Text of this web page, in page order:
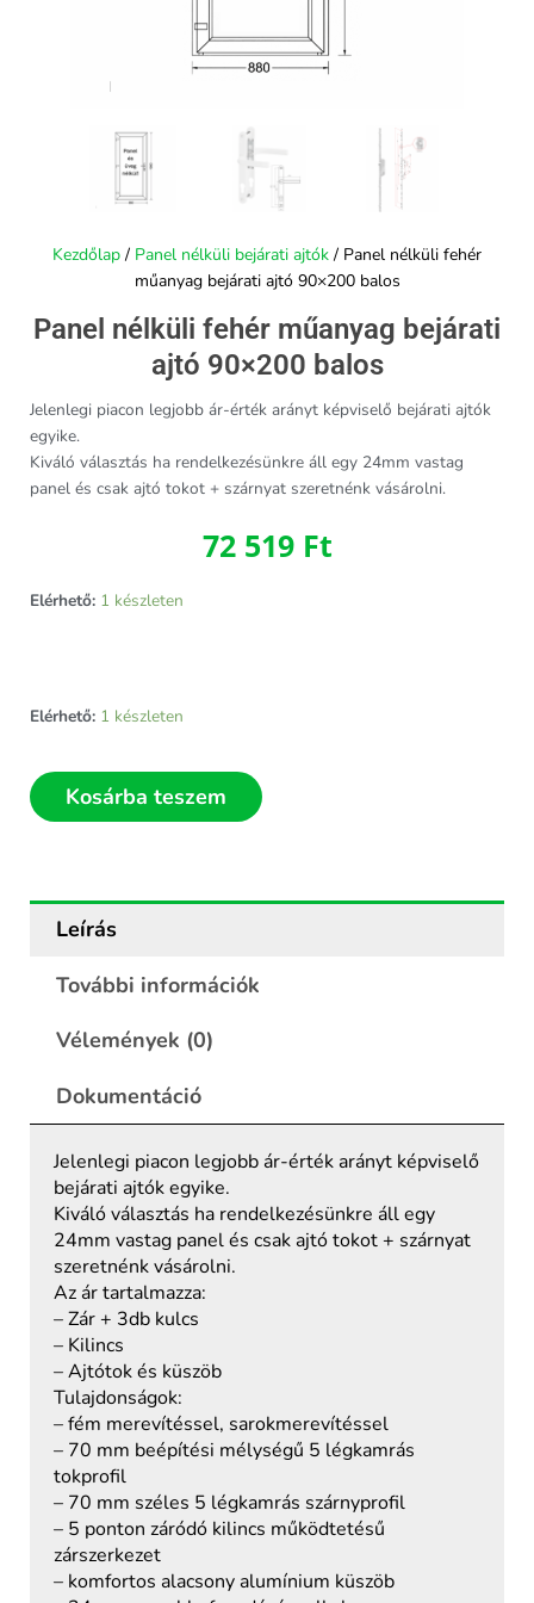
Kezdőlap / Panel nélküli bejárati ajtók / Panel nélküli fehér
műanyag bejárati ajtó 90×200 balos
Panel nélküli fehér műanyag bejárati
ajtó 90×200 balos
Jelenlegi piacon legjobb ár-érték arányt képviselő bejárati ajtók
egyike.
Kiváló választás ha rendelkezésünkre áll egy 24mm vastag
panel és csak ajtó tokot + szárnyat szeretnénk vásárolni.
72 519 Ft
Elérhető: 1 készleten
Elérhető: 1 készleten
Panel
fehér
műanyag
bejárati
balos
mennyiség
Kosárba teszem
Leírás
További információk
Vélemények (0)
Dokumentáció
Jelenlegi piacon legjobb ár-érték arányt képviselő
bejárati ajtók egyike.
Kiváló választás ha rendelkezésünkre áll egy
24mm vastag panel és csak ajtó tokot + szárnyat
szeretnénk vásárolni.
Az ár tartalmazza:
– Zár + 3db kulcs
– Kilincs
– Ajtótok és küszöb
Tulajdonságok:
– fém merevítéssel, sarokmerevítéssel
– 70 mm beépítési mélységű 5 légkamrás
tokprofil
– 70 mm széles 5 légkamrás szárnyprofil
– 5 ponton záródó kilincs működtetésű
zárszerkezet
– komfortos alacsony alumínium küszöb